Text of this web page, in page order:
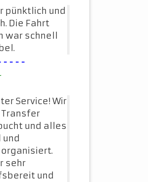
pünktlich und
Die Fahrt
war schnell
Service! Wir
und alles
sehr
und